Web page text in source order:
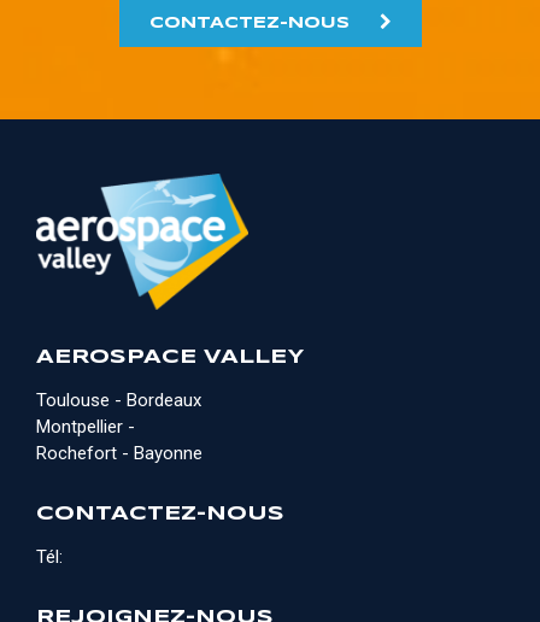
CONTACTEZ-NOUS
AEROSPACE VALLEY
Toulouse - Bordeaux
Montpellier -
Rochefort - Bayonne
CONTACTEZ-NOUS
Tél:
REJOIGNEZ-NOUS